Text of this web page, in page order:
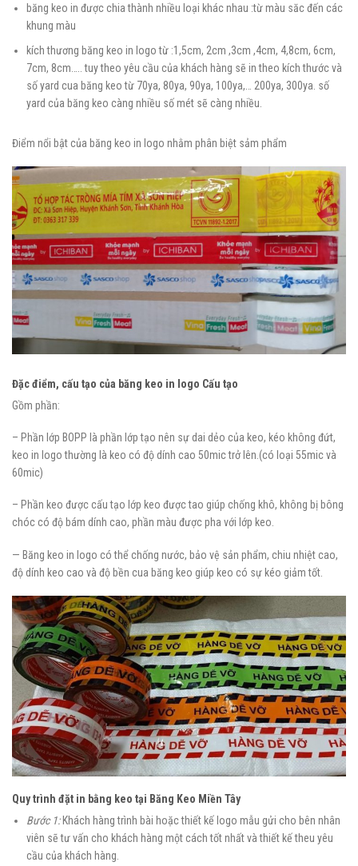
băng keo in được chia thành nhiều loại khác nhau :từ màu săc đến các
khung màu
kích thương băng keo in logo từ :1,5cm, 2cm ,3cm ,4cm, 4,8cm, 6cm,
7cm, 8cm….. tuy theo yêu cầu của khách hàng sẽ in theo kích thước và
số yard cua băng keo từ 70ya, 80ya, 90ya, 100ya,… 200ya, 300ya. số
yard của băng keo càng nhiều số mét sẽ càng nhiều.
Điểm nổi bật của băng keo in logo nhằm phân biệt sảm phẩm
Đặc điểm, cấu tạo của băng keo in logo Cấu tạo
Gồm phần:
– Phần lớp BOPP là phần lớp tạo nên sự dai dẻo của keo, kéo không đứt,
keo in logo thường là keo có độ dính cao 50mic trở lên.(có loại 55mic và
60mic)
– Phần keo được cấu tạo lớp keo được tao giúp chống khô, không bị bông
chóc có độ bám dính cao, phần màu được pha với lớp keo.
— Băng keo in logo có thể chống nước, bảo vệ sản phẩm, chiu nhiệt cao,
độ dính keo cao và độ bền cua băng keo giúp keo có sự kéo giảm tốt.
Quy trình đặt in bằng keo tại Băng Keo Miền Tây
Bước 1:Khách hàng trình bài hoặc thiết kế logo mẫu gửi cho bên nhân
viên sẽ tư vấn cho khách hàng một cách tốt nhất và thiết kế theu yêu
cầu của khách hàng.